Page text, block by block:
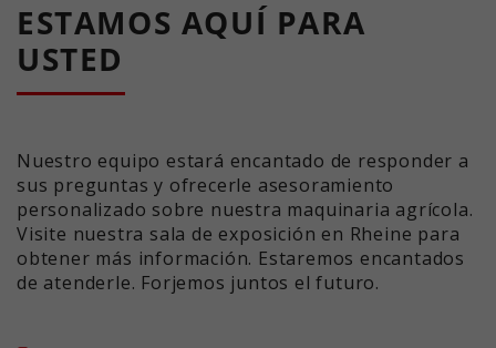
ESTAMOS AQUÍ PARA
USTED
Nuestro equipo estará encantado de responder a
sus preguntas y ofrecerle asesoramiento
personalizado sobre nuestra maquinaria agrícola.
Visite nuestra sala de exposición en Rheine para
obtener más información. Estaremos encantados
de atenderle. Forjemos juntos el futuro.